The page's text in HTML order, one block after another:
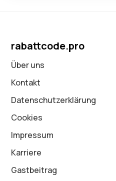
rabattcode.pro
Über uns
Kontakt
Datenschutz­erklärung
Cookies
Impressum
Karriere
Gastbeitrag